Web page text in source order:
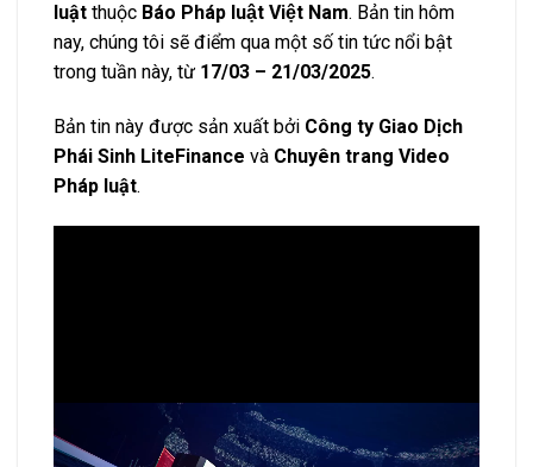
luật thuộc Báo Pháp luật Việt Nam. Bản tin hôm
nay, chúng tôi sẽ điểm qua một số tin tức nổi bật
trong tuần này, từ 17/03 – 21/03/2025.
Bản tin này được sản xuất bởi Công ty Giao Dịch
Phái Sinh LiteFinance và Chuyên trang Video
Pháp luật.